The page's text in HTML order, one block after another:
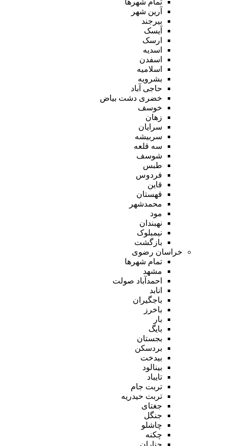
آرین شهر
بیرجند
آیسک
ارسک
اسدیه
اسفدن
اسلامیه
بشرویه
حاجی آباد
خضری دشت بیاض
خوسف
زهان
سرایان
سربیشه
سه قلعه
شوسف
طبس
فردوس
قاین
قهستان
محمدشهر
مود
نهبندان
نیمبلوک
بازگشت
خراسان رضوی
تمام شهر‌ها
مشهد
احمدآباد صولت
انابد
باجگیران
باخرز
بار
بایگ
بجستان
بردسکن
بیدخت
بینالود
تایباد
تربت جام
تربت حیدریه
جغتای
جنگل
چاشلو
چکنه
چناران